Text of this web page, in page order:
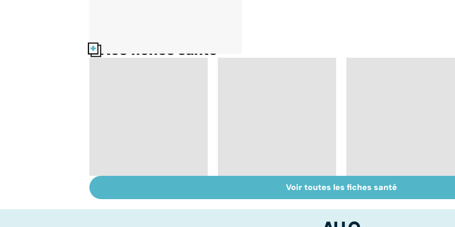
Nos fiches santé
cancer de la vessie
Mélanome : le plus
redouté des cancers
Prolapsus : quand les
organes descendent
Voir toutes les fiches santé